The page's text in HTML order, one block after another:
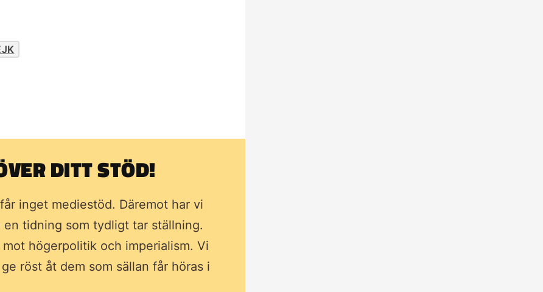
DITT STÖD!
inget mediestöd. Däremot har vi
en tidning som tydligt tar ställning.
högerpolitik och imperialism. Vi
röst åt dem som sällan får höras i